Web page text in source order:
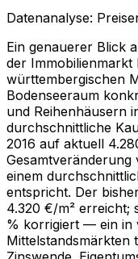
Datenanalyse:
Ein genauerer Blick
der Immobilienmarkt
württembergischen
Bodenseeraum
und Reihenhäusern
durchschnittliche
2016 auf aktuell
einem
entspricht. Der
4.320 €/m² erreicht;
% korrigiert — ein in
Mittelstandsmärkten